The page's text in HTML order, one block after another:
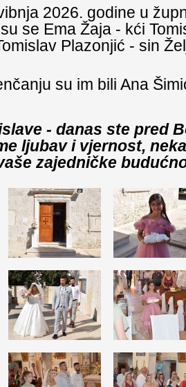
2026. godine u
se Ema Žaja - kći
Plazonjić - sin
su im bili Ana
- danas ste pred
ljubav i vjernost,
zajedničke